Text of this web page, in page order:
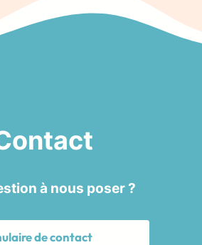
à nous poser ?
de contact